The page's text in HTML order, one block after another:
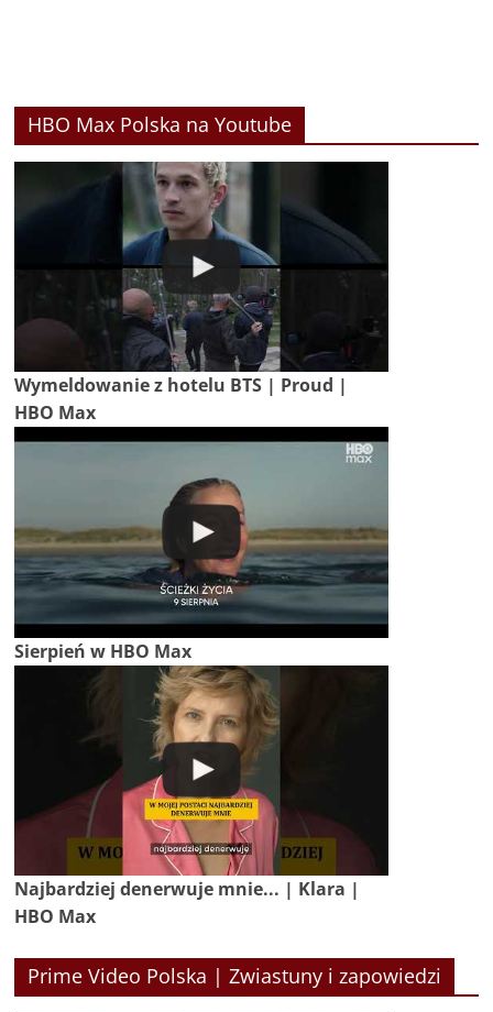
HBO Max Polska na Youtube
Wymeldowanie z hotelu BTS | Proud |
HBO Max
Sierpień w HBO Max
Najbardziej denerwuje mnie... | Klara |
HBO Max
Prime Video Polska | Zwiastuny i zapowiedzi